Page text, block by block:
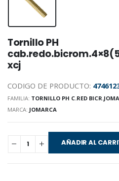
Tornillo PH
xcj
CODIGO DE PRODUCTO:
FAMILIA: TORNILLO PH C.RED
MARCA: JOMARCA
AÑADIR AL